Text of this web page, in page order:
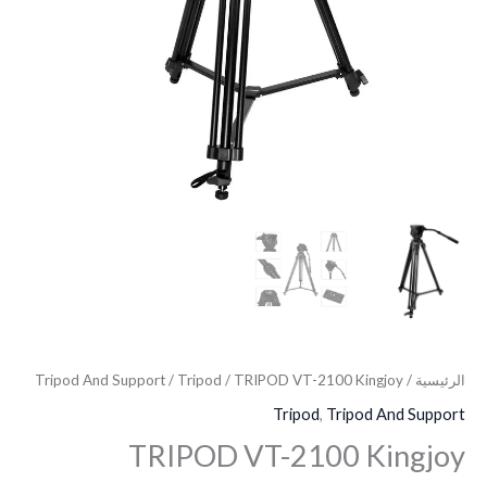
الرئيسية /
Tripod And Support/ Tripod / TRIPOD VT-2100 Kingjoy
Tripod, Tripod And Support
TRIPOD VT-2100 Kingjoy